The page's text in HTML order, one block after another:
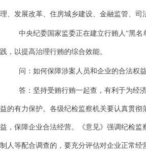
理、发展改革、住房城乡建设、金融监管、司
中央纪委国家监委正在建立行贿人“黑名
践，以提高治理行贿的综合效能。
问：如何保障涉案人员和企业的合法权
答：坚持受贿行贿一起查，有利于为经
益的有力保护。各级纪检监察机关要认真贯
益，保障企业合法经营。《意见》强调纪检
制人等配合调查的，要充分评估对企业正常